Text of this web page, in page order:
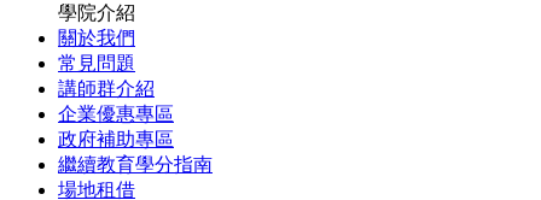
學院介紹
關於我們
常見問題
講師群介紹
企業優惠專區
政府補助專區
繼續教育學分指南
場地租借